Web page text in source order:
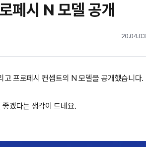
페시 N 모델 공개
20.04.03
프로페시 컨셉트의 N 모델을 공개했습니다.
겠다는 생각이 드네요.